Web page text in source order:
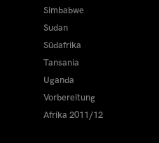
Simbabwe
Sudan
Südafrika
Tansania
Uganda
Vorbereitung
Afrika 2011/12